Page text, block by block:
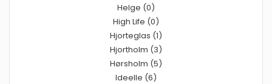
Helge (0)
High Life (0)
Hjorteglas (1)
Hjortholm (3)
Hørsholm (5)
Ideelle (6)